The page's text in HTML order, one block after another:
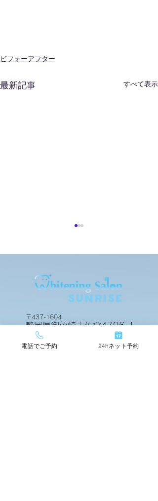
ビフォーアフター
最新記事 すべて表示
ビフォアーアフター
〒437-1604
静岡県御前崎市佐倉4796-1
24hネットで簡単予約
電話でご予約 24hネット予約